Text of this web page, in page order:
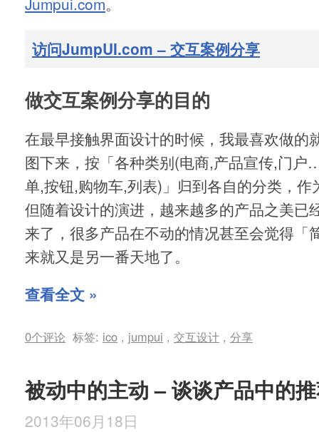
访问JumpUI.com – 交互案例分享
做交互案例分享的目的
在最早接触界面设计的时候，我最喜欢做的
图下来，按「各种类别(电商,产品宣传,门
单,按钮,购物车,列表)」归到各自的分类，作
但随着设计的演进，越来越多的产品之美已
来了，很多产品在不动的情况甚至会觉得「
来就又是另一番天地了。
查看全文 »
0个评论 标签: ico , jumpui , 交互设计 , 分享
被动中的主动 – 谈谈产品中的
2013年06月18日